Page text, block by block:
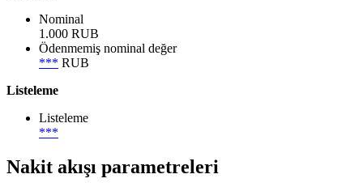
Nominal
1.000 RUB
Ödenmemiş nominal değer
*** RUB
Listeleme
Listeleme
***
Nakit akışı parametreleri